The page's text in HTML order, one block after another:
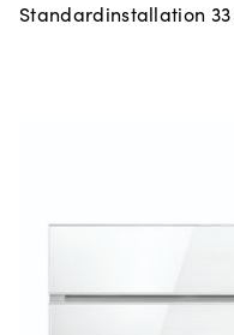
Standardinstallation 33